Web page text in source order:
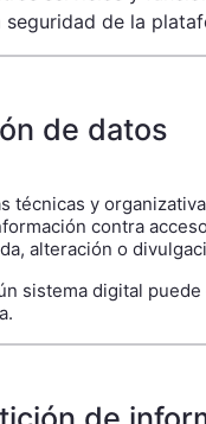
seguridad de la
de datos
técnicas y
contra
alteración o
sistema digital